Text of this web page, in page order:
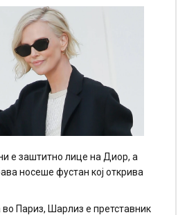
е заштитно лице на Диор, а
носеше фустан кој открива
Париз, Шарлиз е претставник